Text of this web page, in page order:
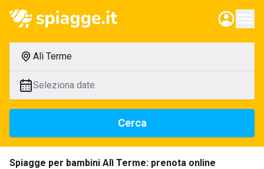
Alì Terme
Seleziona date
Cerca
Spiagge per bambini Alì Terme: prenota online